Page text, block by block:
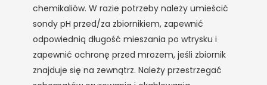
chemikaliów. W razie potrzeby należy umieścić
sondy pH przed/za zbiornikiem, zapewnić
odpowiednią długość mieszania po wtrysku i
zapewnić ochronę przed mrozem, jeśli zbiornik
znajduje się na zewnątrz. Należy przestrzegać